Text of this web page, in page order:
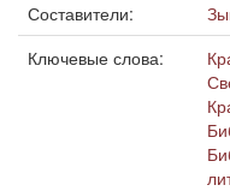
Составители:
Ключевые слова: